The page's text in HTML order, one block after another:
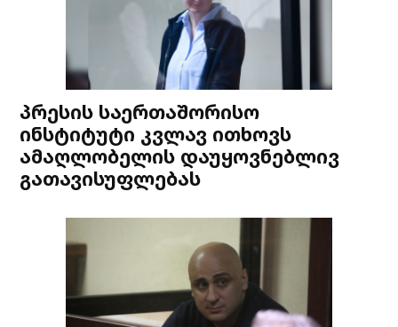
პრესის საერთაშორისო
ინსტიტუტი კვლავ ითხოვს
ამაღლობელის დაუყოვნებლივ
გათავისუფლებას